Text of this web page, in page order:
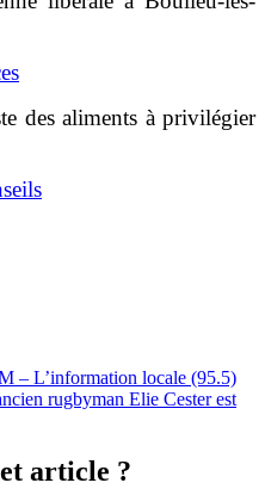
des aliments à privilégier
– L’information locale (95.5)
rugbyman Elie Cester est
article ?